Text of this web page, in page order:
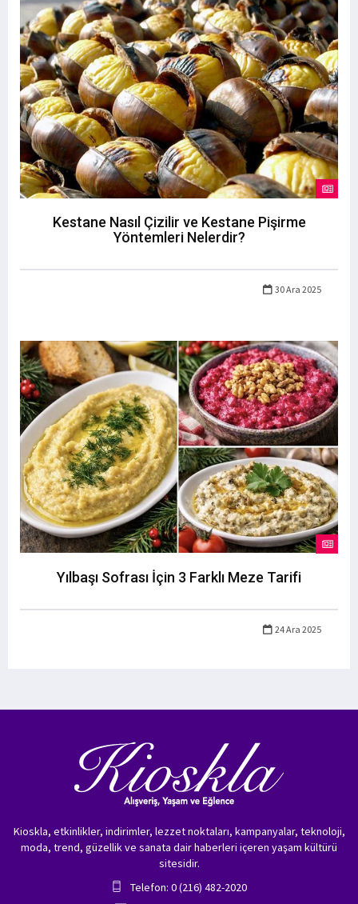
Kestane Nasıl Çizilir ve Kestane Pişirme
Yöntemleri Nelerdir?
30 Ara 2025
Yılbaşı Sofrası İçin 3 Farklı Meze Tarifi
24 Ara 2025
Kioskla, etkinlikler, indirimler, lezzet noktaları, kampanyalar, teknoloji,
moda, trend, güzellik ve sanata dair haberleri içeren yaşam kültürü
sitesidir.
Telefon: 0 (216) 482-2020